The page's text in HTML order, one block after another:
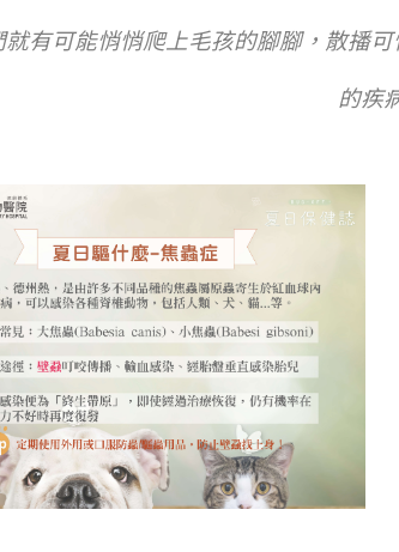
就有可能悄悄爬上毛孩的腳腳，散播
的疾